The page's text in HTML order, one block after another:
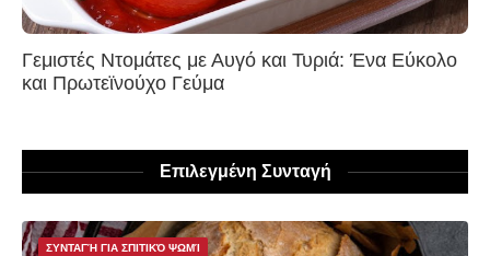
Γεμιστές Ντομάτες με Αυγό και Τυριά: Ένα Εύκολο
και Πρωτεϊνούχο Γεύμα
Επιλεγμένη Συνταγή
ΣΥΝΤΑΓΉ ΓΙΑ ΣΠΙΤΙΚΌ ΨΩΜΊ